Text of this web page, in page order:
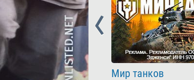
Мир танков
Prev